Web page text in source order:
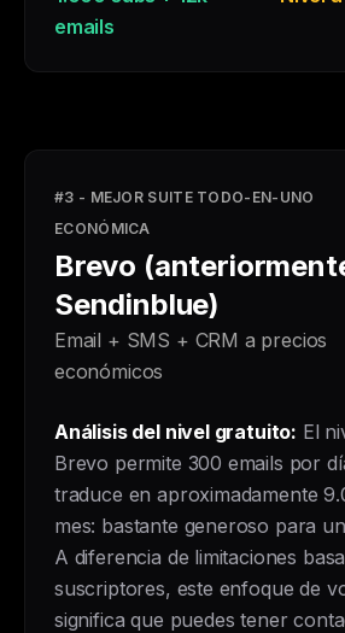
emails
#3 - MEJOR SUITE TODO-EN-UNO
ECONÓMICA
Brevo
Sendinblue)
Email + SMS + CRM a precios
económicos
Análisis del nivel gratuito: El
Brevo permite 300 emails por
traduce en aproximadamente
mes: bastante generoso para
A diferencia de limitaciones
suscriptores, este enfoque de
significa que puedes tener